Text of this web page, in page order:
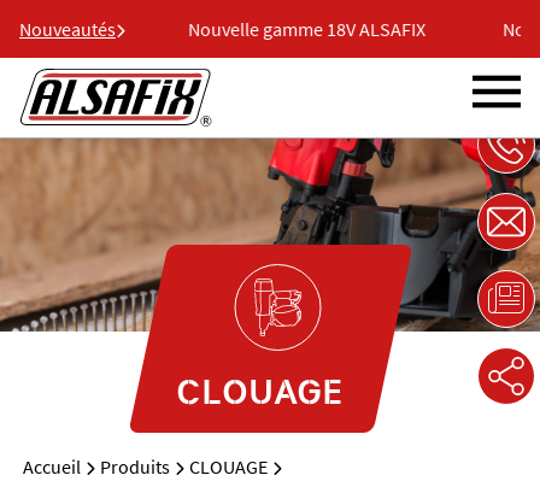
Nouveautés
ALSAFIX Nouvelle gamme 18V ALSAFIX
CLOUAGE
Accueil Produits
CLOUAGE